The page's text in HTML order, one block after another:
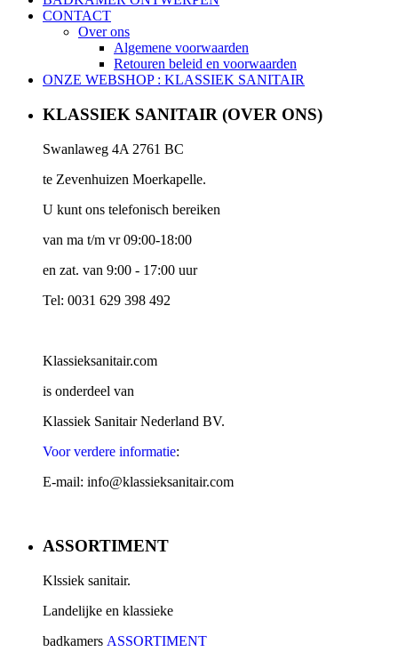
CONTACT
Over ons
Algemene voorwaarden
Retouren beleid en voorwaarden
ONZE WEBSHOP : KLASSIEK SANITAIR
KLASSIEK SANITAIR (OVER ONS)
Swanlaweg 4A 2761 BC
te Zevenhuizen Moerkapelle.
U kunt ons telefonisch bereiken
van ma t/m vr 09:00-18:00
en zat. van 9:00 - 17:00 uur
Tel: 0031 629 398 492
Klassieksanitair.com
is onderdeel van
Klassiek Sanitair Nederland BV.
Voor verdere informatie:
E-mail: info@klassieksanitair.com
ASSORTIMENT
Klssiek sanitair.
Landelijke en klassieke
badkamers ASSORTIMENT